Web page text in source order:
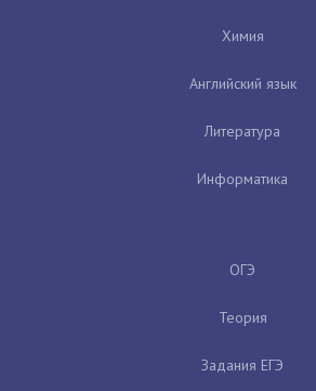
Химия
Английский язык
Литература
Информатика
ОГЭ
Теория
Задания ЕГЭ